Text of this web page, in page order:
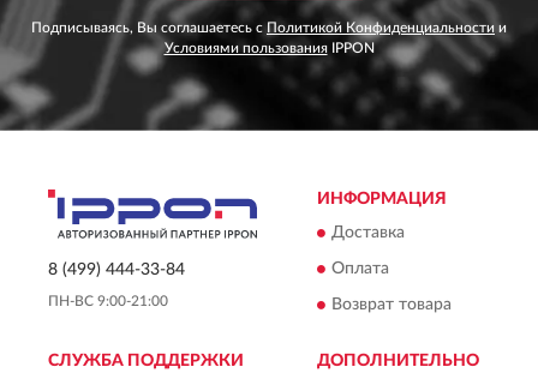
Подписываясь, Вы соглашаетесь с Политикой Конфиденциальности и
Условиями пользованияIPPON
8 (499) 444-33-84
ПН-ВС 9:00-21:00
ИНФОРМАЦИЯ
Доставка
Оплата
Возврат товара
СЛУЖБА ПОДДЕРЖКИ ДОПОЛНИТЕЛЬНО